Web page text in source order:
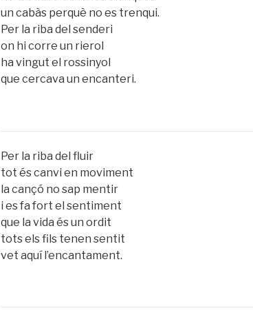
un cabàs perquè no es trenqui.
Per la riba del senderi
on hi corre un rierol
ha vingut el rossinyol
que cercava un encanteri.
Per la riba del fluir
tot és canvi en moviment
la cançó no sap mentir
i es fa fort el sentiment
que la vida és un ordit
tots els fils tenen sentit
vet aquí l’encantament.